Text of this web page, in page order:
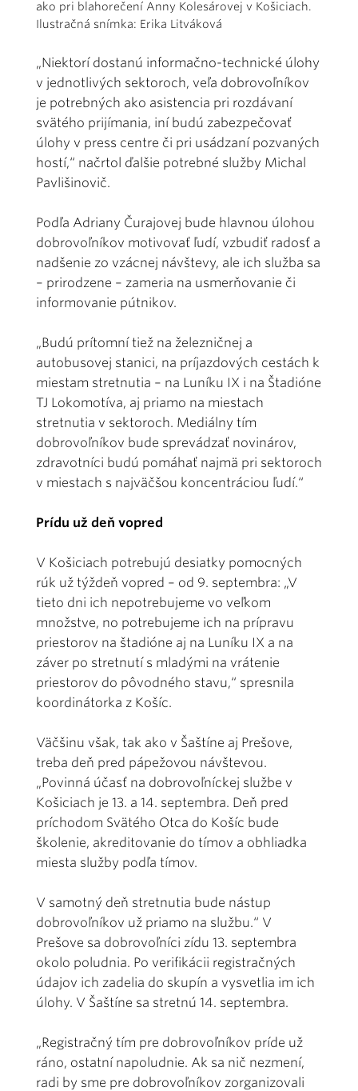
ako pri blahorečení Anny Kolesárovej v Košiciach.
Ilustračná snímka: Erika Litváková
„Niektorí dostanú informačno-technické úlohy
v jednotlivých sektoroch, veľa dobrovoľníkov
je potrebných ako asistencia pri rozdávaní
svätého prijímania, iní budú zabezpečovať
úlohy v press centre či pri usádzaní pozvaných
hostí,“ načrtol ďalšie potrebné služby Michal
Pavlišinovič.
Podľa Adriany Čurajovej bude hlavnou úlohou
dobrovoľníkov motivovať ľudí, vzbudiť radosť a
nadšenie zo vzácnej návštevy, ale ich služba sa
– prirodzene – zameria na usmerňovanie či
informovanie pútnikov.
„Budú prítomní tiež na železničnej a
autobusovej stanici, na príjazdových cestách k
miestam stretnutia – na Luníku IX i na Štadióne
TJ Lokomotíva, aj priamo na miestach
stretnutia v sektoroch. Mediálny tím
dobrovoľníkov bude sprevádzať novinárov,
zdravotníci budú pomáhať najmä pri sektoroch
v miestach s najväčšou koncentráciou ľudí.“
Prídu už deň vopred
V Košiciach potrebujú desiatky pomocných
rúk už týždeň vopred – od 9. septembra: „V
tieto dni ich nepotrebujeme vo veľkom
množstve, no potrebujeme ich na prípravu
priestorov na štadióne aj na Luníku IX a na
záver po stretnutí s mladými na vrátenie
priestorov do pôvodného stavu,“ spresnila
koordinátorka z Košíc.
Väčšinu však, tak ako v Šaštíne aj Prešove,
treba deň pred pápežovou návštevou.
„Povinná účasť na dobrovoľníckej službe v
Košiciach je 13. a 14. septembra. Deň pred
príchodom Svätého Otca do Košíc bude
školenie, akreditovanie do tímov a obhliadka
miesta služby podľa tímov.
V samotný deň stretnutia bude nástup
dobrovoľníkov už priamo na službu.“ V
Prešove sa dobrovoľníci zídu 13. septembra
okolo poludnia. Po verifikácii registračných
údajov ich zadelia do skupín a vysvetlia im ich
úlohy. V Šaštíne sa stretnú 14. septembra.
„Registračný tím pre dobrovoľníkov príde už
ráno, ostatní napoludnie. Ak sa nič nezmení,
radi by sme pre dobrovoľníkov zorganizovali